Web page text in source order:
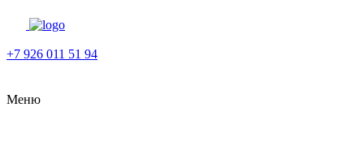
+7 926 011 51 94
Меню